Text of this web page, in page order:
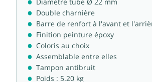
Diamètre tube Ø 22 mm
Double charnière
Barre de renfort à l'avant et
Finition peinture époxy
Coloris au choix
Assemblable entre elles
Tampon antibruit
Poids : 5.20 kg